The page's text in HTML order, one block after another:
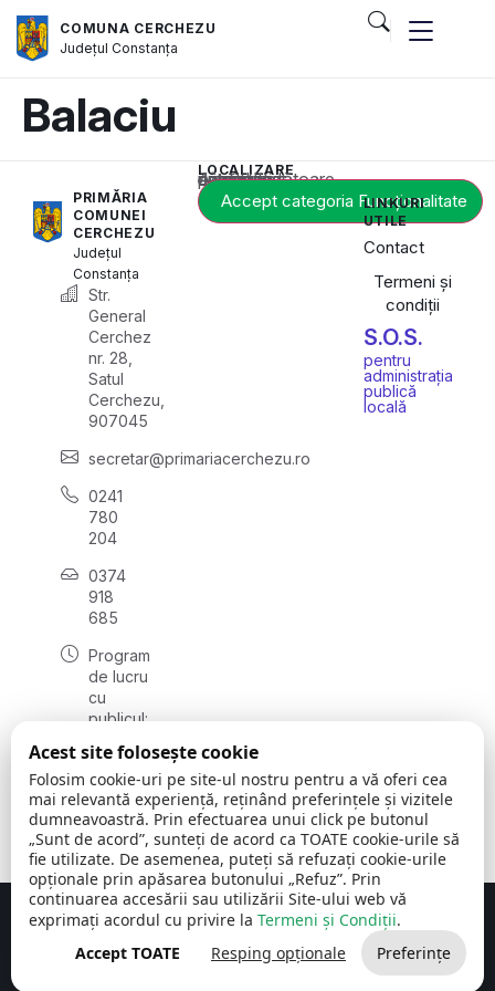
COMUNA CERCHEZU
JudețulConstanța
Balaciu
PRIMĂRIA
COMUNEI
CERCHEZU
Județul
Constanța
Str.
General
Cerchez
nr. 28,
Satul
Cerchezu,
907045
secretar@primariacerchezu.ro
0241
780
204
0374
918
685
Program
de lucru
cu
publicul:
08:00 -
16:30
, vineri:
08:00 -
14:00
LOCALIZARE
Acest conținut este blocat până când acceptați categoria corespunzătoare de cookie-uri.
Accept categoria Funcționalitate
LINKURI
UTILE
Contact
Termeni și
condiții
S.O.S.
pentru
administrația
publică
locală
Comuna Cerchezu © 2026Toate drepturile rezervate
Concept realizat de Big Media Relații Publice SRL
Acest site folosește cookie
Folosim cookie-uri pe site-ul nostru pentru a vă oferi cea
mai relevantă experiență, reținând preferințele și vizitele
dumneavoastră. Prin efectuarea unui click pe butonul
„Sunt de acord”, sunteți de acord ca TOATE cookie-urile să
fie utilizate. De asemenea, puteți să refuzați cookie-urile
opționale prin apăsarea butonului „Refuz”. Prin
continuarea accesării sau utilizării Site-ului web vă
exprimați acordul cu privire la Termeni și Condiții.
Accept TOATE
Resping opționale Preferințe